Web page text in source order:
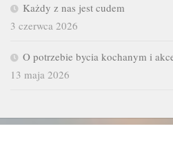
Każdy z nas jest cudem
3 czerwca 2026
O potrzebie bycia kochanym i
13 maja 2026